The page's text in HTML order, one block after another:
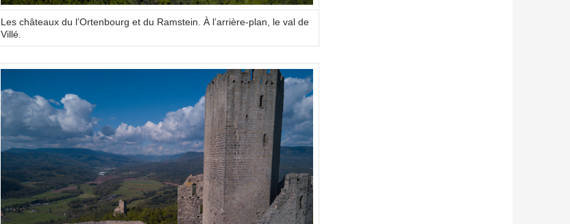
Les châteaux du l’Ortenbourg et du Ramstein. À l’arrière-plan, le val de
Villé.